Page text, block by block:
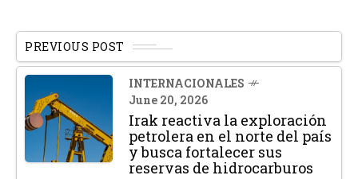
PREVIOUS POST
INTERNACIONALES
June 20, 2026
Irak reactiva la exploración
petrolera en el norte del país
y busca fortalecer sus
reservas de hidrocarburos